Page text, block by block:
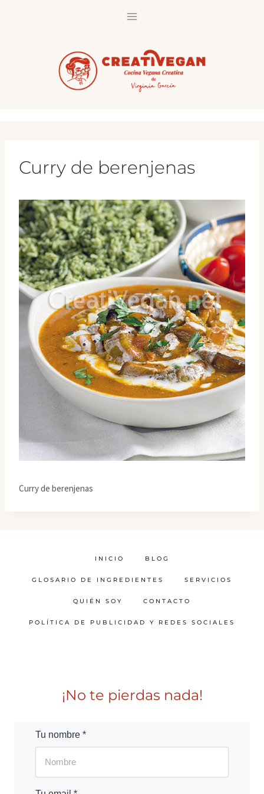
Curry de berenjenas
Curry de berenjenas
INICIO BLOG
GLOSARIO DE INGREDIENTES SERVICIOS
QUIÉN SOY CONTACTO
POLÍTICA DE PUBLICIDAD Y REDES SOCIALES
¡No te pierdas nada!
Tu nombre *